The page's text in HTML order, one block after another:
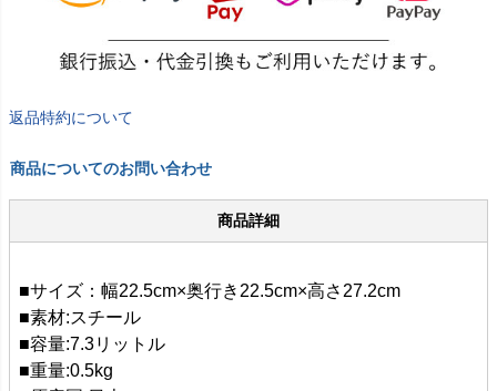
返品特約について
商品についてのお問い合わせ
商品詳細
■サイズ：幅22.5cm×奥行き22.5cm×高さ27.2cm
■素材:スチール
■容量:7.3リットル
■重量:0.5kg